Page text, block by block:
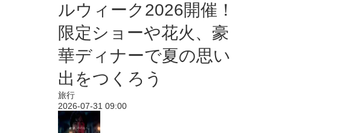
ルウィーク2026開催！
限定ショーや花火、豪
華ディナーで夏の思い
出をつくろう
旅行
2026-07-31 09:00